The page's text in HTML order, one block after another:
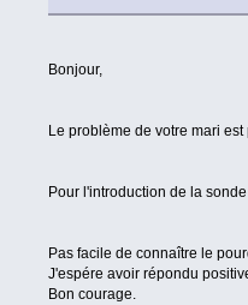
Bonjour,
Le problème de votre mari
soit que la capacité
Pour l'introduction de la
soit que la
soit
Pas facile de connaître le
J'espére avoir répondu
Bon courage.